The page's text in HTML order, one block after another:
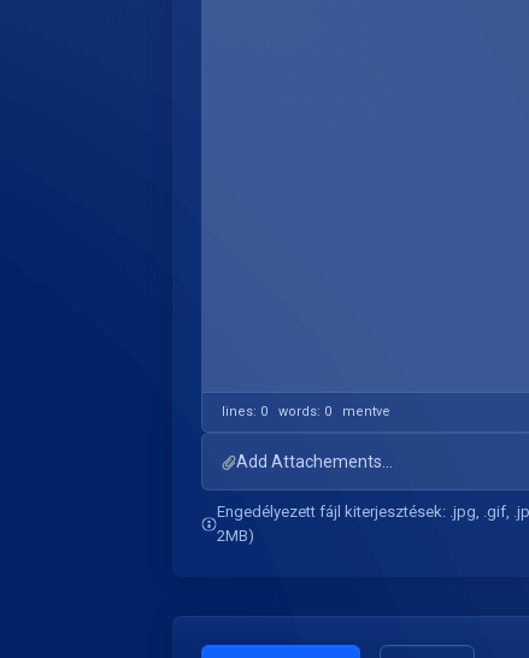
lines: 0 words: 0 mentve
Add Attachements...
Engedélyezett fájl kiterjesztések: .jpg, .gif,
2MB)